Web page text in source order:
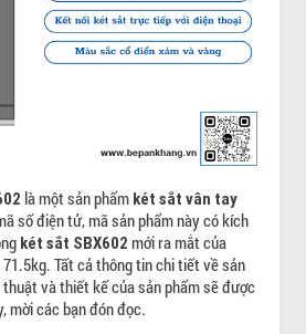
là một sản phẩm két sắt vân tay
số điện tử, mã sản phẩm này có kích
két sắt SBX602 mới ra mắt của
Tất cả thông tin chi tiết về sản
và thiết kế của sản phẩm sẽ được
mời các bạn đón đọc.